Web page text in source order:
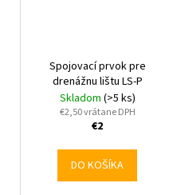
Spojovací prvok pre
drenážnu lištu LS-P
Skladom (>5 ks)
€2,50 vrátane DPH
€2
DO KOŠÍKA